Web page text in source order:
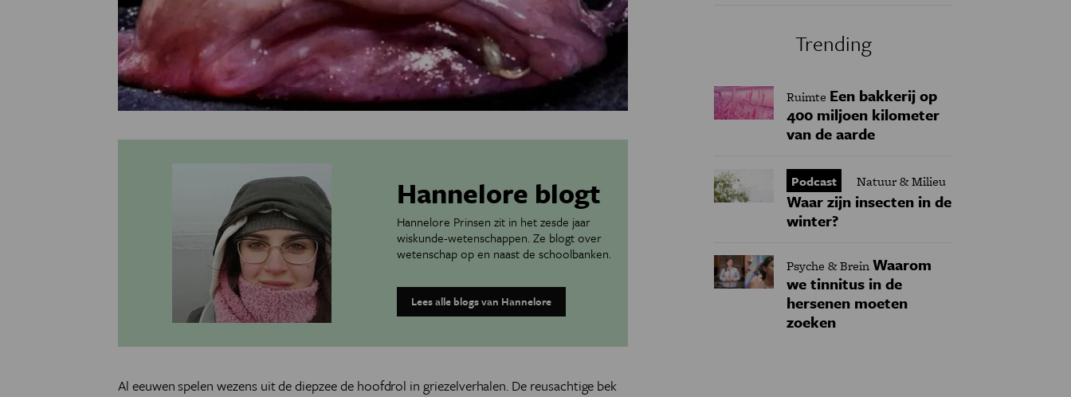
Hannelore blogt
Hannelore Prinsen zit in het zesde jaar
wiskunde-wetenschappen. Ze blogt over
wetenschap op en naast de schoolbanken.
Lees alle blogs van Hannelore
Al eeuwen spelen wezens uit de diepzee de hoofdrol in griezelverhalen. De reusachtige bek
Trending
Ruimte Een bakkerij op
400 miljoen kilometer
van de aarde
Podcast Natuur & Milieu
Waar zijn insecten in de
winter?
Psyche & BreinWaarom
we tinnitus in de
hersenen moeten
zoeken